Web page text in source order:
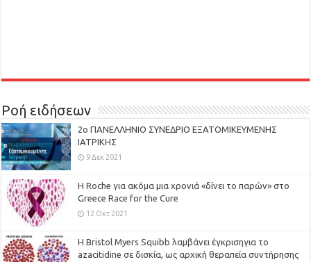
Ροή ειδήσεων
2ο ΠΑΝΕΛΛΗΝΙΟ ΣΥΝΕΔΡΙΟ ΕΞΑΤΟΜΙΚΕΥΜΕΝΗΣ
ΙΑΤΡΙΚΗΣ
9 Δεκ 2021
H Roche για ακόμα μια χρονιά «δίνει το παρών» στο
Greece Race for the Cure
12 Οκτ 2021
Η Bristol Myers Squibb λαμβάνει έγκρισηγια το
azacitidine σε δισκία, ως αρχική θεραπεία συντήρησης